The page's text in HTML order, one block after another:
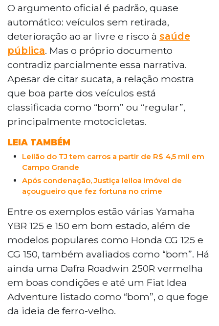
publicou edital autorizando o envio de
veículos apreendidos para leilão judicial
após meses parados no pátio da Defurv.
Apesar do argumento de deterioração,
boa parte dos veículos está classificada
como em bom estado, incluindo motos
Yamaha, Honda e até um Fiat Idea
Adventure. O edital dá prazo de 30 dias
para que proprietários retirem os bens
antes do repasse a leiloeiro credenciado.
O argumento oficial é padrão, quase
automático: veículos sem retirada,
deterioração ao ar livre e risco à saúde
pública. Mas o próprio documento
contradiz parcialmente essa narrativa.
Apesar de citar sucata, a relação mostra
que boa parte dos veículos está
classificada como “bom” ou “regular”,
principalmente motocicletas.
LEIA TAMBÉM
Leilão do TJ tem carros a partir de R$ 4,5 mil em
Campo Grande
Após condenação, Justiça leiloa imóvel de
açougueiro que fez fortuna no crime
Entre os exemplos estão várias Yamaha
YBR 125 e 150 em bom estado, além de
modelos populares como Honda CG 125 e
CG 150, também avaliados como “bom”. Há
ainda uma Dafra Roadwin 250R vermelha
em boas condições e até um Fiat Idea
Adventure listado como “bom”, o que foge
da ideia de ferro-velho.